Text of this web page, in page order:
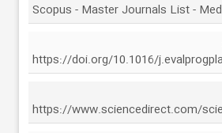
Scopus - Master Journals List -
https://doi.org/10.1016/
https://www.sciencedirect.com/